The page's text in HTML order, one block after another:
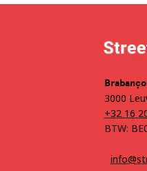
3000
+32 16
BTW: